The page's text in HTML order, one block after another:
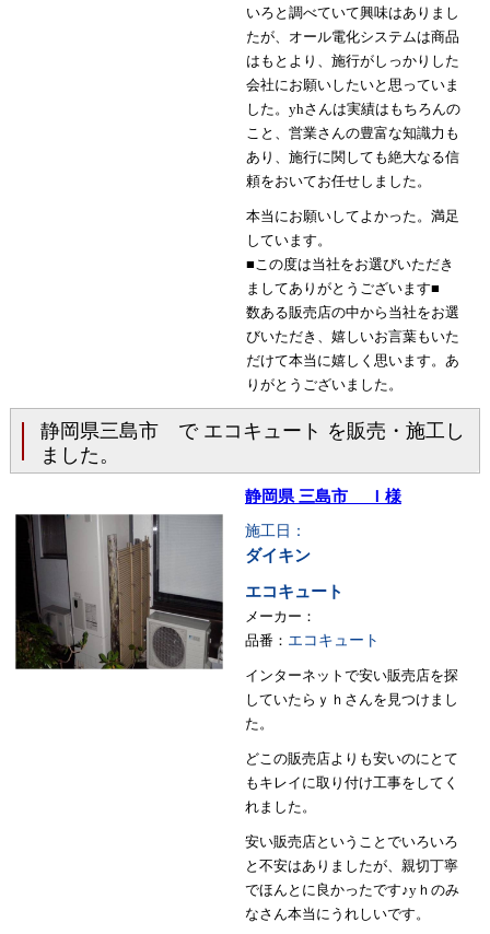
いろと調べていて興味はありまし
たが、オール電化システムは商品
はもとより、施行がしっかりした
会社にお願いしたいと思っていま
した。yhさんは実績はもちろんの
こと、営業さんの豊富な知識力も
あり、施行に関しても絶大なる信
頼をおいてお任せしました。
本当にお願いしてよかった。満足
しています。
■この度は当社をお選びいただき
ましてありがとうございます■
数ある販売店の中から当社をお選
びいただき、嬉しいお言葉もいた
だけて本当に嬉しく思います。あ
りがとうございました。
静岡県三島市 で エコキュート を販売・施工し
ました。
静岡県 三島市 Ｉ様
施工日：
ダイキン
エコキュート
メーカー：
品番： エコキュート
インターネットで安い販売店を探
していたらｙｈさんを見つけまし
た。
どこの販売店よりも安いのにとて
もキレイに取り付け工事をしてく
れました。
安い販売店ということでいろいろ
と不安はありましたが、親切丁寧
でほんとに良かったです♪yｈのみ
なさん本当にうれしいです。